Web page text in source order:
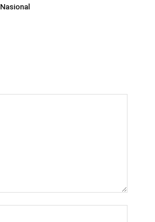
Nasional